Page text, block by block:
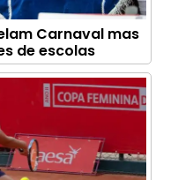
Carnaval mas
de escolas